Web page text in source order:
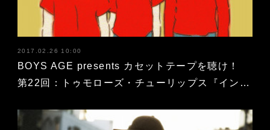
2017.02.26 10:00
BOYS AGE presents カセットテープを聴け！
第22回：トゥモローズ・チューリップス『イン…